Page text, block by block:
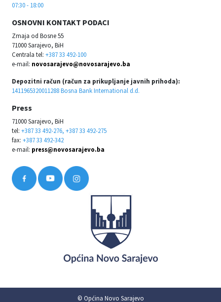
07:30 - 18:00
OSNOVNI KONTAKT PODACI
Zmaja od Bosne 55
71000 Sarajevo, BiH
Centrala tel: +387 33 492-100
e-mail: novosarajevo@novosarajevo.ba
Depozitni račun (račun za prikupljanje javnih prihoda):
1411965320011288 Bosna Bank International d.d.
Press
71000 Sarajevo, BiH
tel: +387 33 492-276, +387 33 492-275
fax: +387 33 492-342
e-mail: press@novosarajevo.ba
© Općina Novo Sarajevo